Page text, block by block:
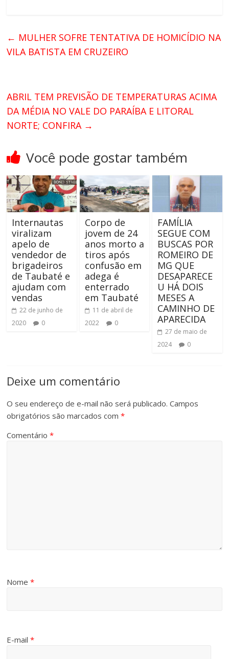
← MULHER SOFRE TENTATIVA DE HOMICÍDIO NA
VILA BATISTA EM CRUZEIRO
ABRIL TEM PREVISÃO DE TEMPERATURAS ACIMA
DA MÉDIA NO VALE DO PARAÍBA E LITORAL
NORTE; CONFIRA →
Você pode gostar também
Internautas
viralizam
apelo de
vendedor de
brigadeiros
de Taubaté e
ajudam com
vendas
22 de junho de
2020
0
Corpo de
jovem de 24
anos morto a
tiros após
confusão em
adega é
enterrado
em Taubaté
11 de abril de
2022
0
FAMÍLIA
SEGUE COM
BUSCAS POR
ROMEIRO DE
MG QUE
DESAPARECE
U HÁ DOIS
MESES A
CAMINHO DE
APARECIDA
27 de maio de
2024
0
Deixe um comentário
O seu endereço de e-mail não será publicado. Campos
obrigatórios são marcados com*
Comentário*
Nome*
E-mail*